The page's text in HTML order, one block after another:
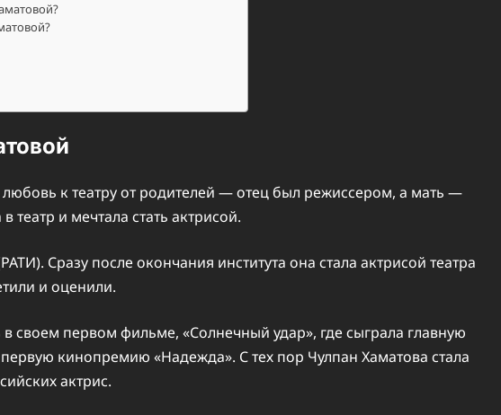
к театру от родителей — отец был режиссером, а мать —
театр и мечтала стать актрисой.
Сразу после окончания института она стала актрисой театра
и оценили.
в своем первом фильме, «Солнечный удар», где сыграла главную
кинопремию «Надежда». С тех пор Чулпан Хаматова стала
актрис.